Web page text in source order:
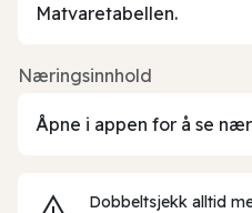
Matvaretabellen.
Næringsinnhold
Åpne i appen for å se
Dobbeltsjekk alltid